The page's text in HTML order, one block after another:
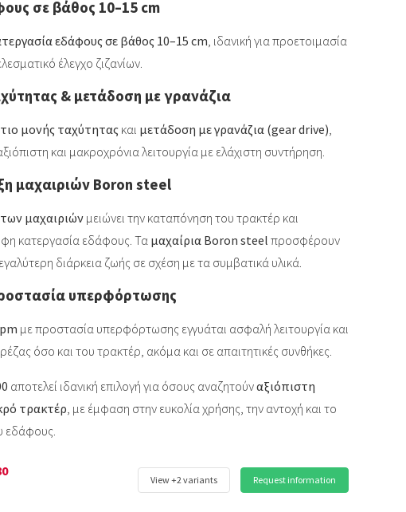
σε βάθος 10–15 cm
εδάφους σε βάθος 10–15 cm, ιδανική για προετοιμασία
έλεγχο ζιζανίων.
& μετάδοση με γρανάζια
μονής ταχύτητας και μετάδοση με γρανάζια (gear drive),
και μακροχρόνια λειτουργία με ελάχιστη συντήρηση.
μαχαιριών Boron steel
μαχαιριώνμειώνει την καταπόνηση του τρακτέρ και
κατεργασία εδάφους. Τα μαχαίρια Boron steel προσφέρουν
διάρκεια ζωής σε σχέση με τα συμβατικά υλικά.
υπερφόρτωσης
με προστασία υπερφόρτωσης εγγυάται ασφαλή λειτουργία και
όσο και του τρακτέρ, ακόμα και σε απαιτητικές συνθήκες.
αποτελεί ιδανική επιλογή για όσους αναζητούναξιόπιστη
τρακτέρ, με έμφαση στην ευκολία χρήσης, την αντοχή και το
εδάφους.
View +2 variants Request information